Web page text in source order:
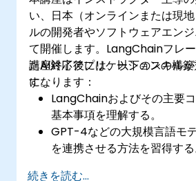
い、日本（オンラインまたは現
ルの開発者やソフトウェアエン
て開催します。LangChainフレ
たAI対応アプリケーションの構
す。
講座終了後には、以下のスキル
になります：
LangChainおよびその主要
基本事項を理解する。
GPT-4などの大規模言語モ
を連携させる方法を習得する
続きを読む...